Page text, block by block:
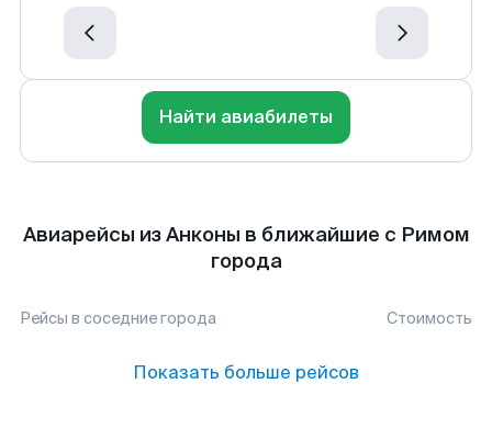
Найти авиабилеты
Авиарейсы из Анконы в ближайшие с Римом
города
Рейсы в соседние города Стоимость
Показать больше рейсов